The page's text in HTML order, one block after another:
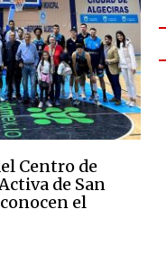
Centro de
de San
el